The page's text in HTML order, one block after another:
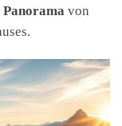
Panorama von